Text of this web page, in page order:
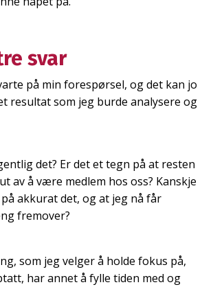
svar
på min forespørsel, og det kan jo
resultat som jeg burde analysere og
det? Er det et tegn på at resten
av å være medlem hos oss? Kanskje
akkurat det, og at jeg nå får
fremover?
som jeg velger å holde fokus på,
har annet å fylle tiden med og